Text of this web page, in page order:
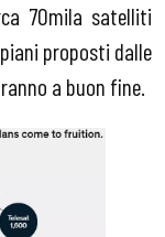
70mila satelliti
proposti dalle
a buon fine.